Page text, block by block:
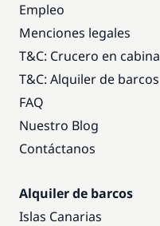
Empleo
Menciones legales
T&C: Crucero en cabina
T&C: Alquiler de barcos
FAQ
Nuestro Blog
Contáctanos
Alquiler de barcos
Islas Canarias